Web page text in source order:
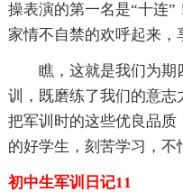
操表演的第一名是“十连
家情不自禁的欢呼起来，
瞧，这就是我们为期
训，既磨练了我们的意
把军训时的这些优良品
的好学生，刻苦学习，不
初中生军训日记11